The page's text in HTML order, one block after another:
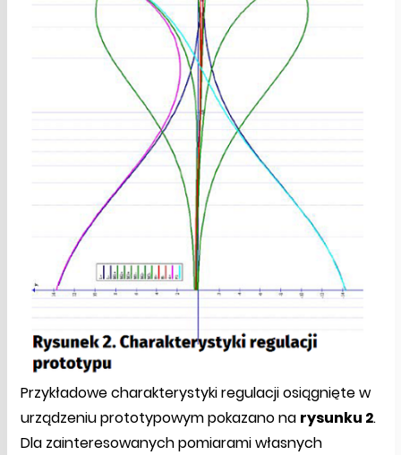
Przykładowe charakterystyki regulacji osiągnięte w
urządzeniu prototypowym pokazano na rysunku 2.
Dla zainteresowanych pomiarami własnych